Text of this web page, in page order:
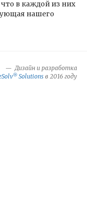
в каждой из них
нашего
Дизайн и разработка
® Solutions в 2016 году